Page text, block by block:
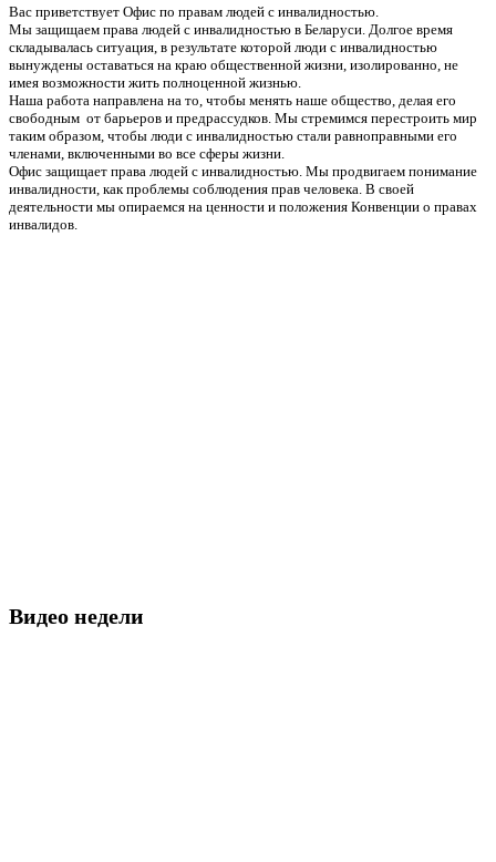
Вас приветствует Офис по правам людей с инвалидностью.
Мы защищаем права людей с инвалидностью в Беларуси. Долгое время
складывалась ситуация, в результате которой люди с инвалидностью
вынуждены оставаться на краю общественной жизни, изолированно, не
имея возможности жить полноценной жизнью.
Наша работа направлена на то, чтобы менять наше общество, делая его
свободным от барьеров и предрассудков. Мы стремимся перестроить мир
таким образом, чтобы люди с инвалидностью стали равноправными его
членами, включенными во все сферы жизни.
Офис защищает права людей с инвалидностью. Мы продвигаем понимание
инвалидности, как проблемы соблюдения прав человека. В своей
деятельности мы опираемся на ценности и положения Конвенции о правах
инвалидов.
Видео недели